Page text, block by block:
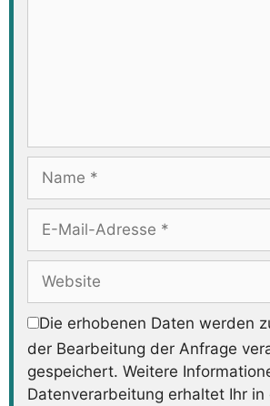
Mail-
Adresse
Die erhobenen Daten werden
der Bearbeitung der Anfrage
gespeichert. Weitere
Datenverarbeitung erhaltet Ihr in